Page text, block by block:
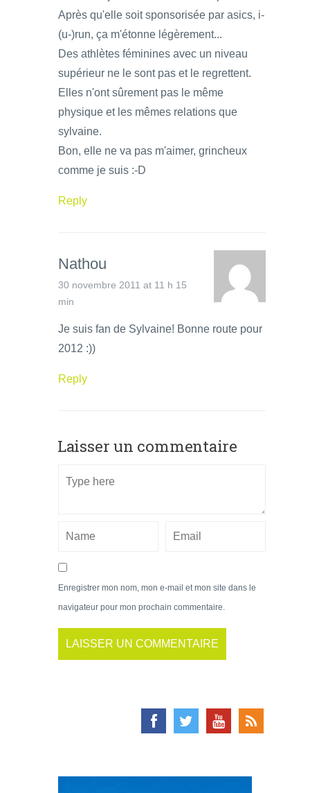
Après qu'elle soit sponsorisée par asics, i-
(u-)run, ça m'étonne légèrement...
Des athlètes féminines avec un niveau
supérieur ne le sont pas et le regrettent.
Elles n'ont sûrement pas le même
physique et les mêmes relations que
sylvaine.
Bon, elle ne va pas m'aimer, grincheux
comme je suis :-D
Reply
Nathou
30 novembre 2011 at 11 h 15
min
Je suis fan de Sylvaine! Bonne route pour
2012 :))
Reply
Laisser un commentaire
Enregistrer mon nom, mon e-mail et mon site dans le
navigateur pour mon prochain commentaire.